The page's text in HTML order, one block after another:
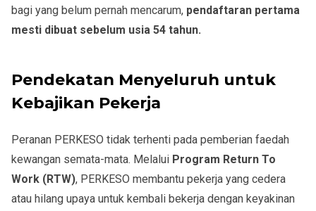
bagi yang belum pernah mencarum, pendaftaran pertama
mesti dibuat sebelum usia 54 tahun.
Pendekatan Menyeluruh untuk
Kebajikan Pekerja
Peranan PERKESO tidak terhenti pada pemberian faedah
kewangan semata-mata. Melalui Program Return To
Work (RTW), PERKESO membantu pekerja yang cedera
atau hilang upaya untuk kembali bekerja dengan keyakinan